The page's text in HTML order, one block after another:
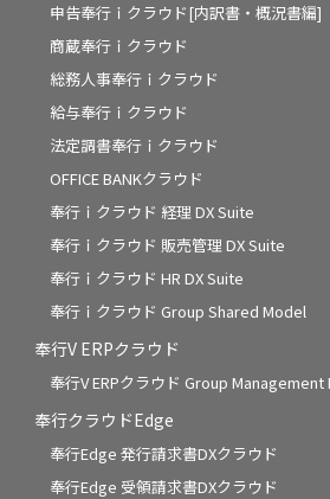
申告奉行ｉクラウド[内訳書・概況書編]
商蔵奉行ｉクラウド
総務人事奉行ｉクラウド
給与奉行ｉクラウド
法定調書奉行ｉクラウド
OFFICE BANKクラウド
奉行ｉクラウド 経理 DX Suite
奉行ｉクラウド 販売管理 DX Suite
奉行ｉクラウド HR DX Suite
奉行ｉクラウド Group Shared Model
奉行V ERPクラウド
奉行V ERPクラウド Group Management
奉行クラウドEdge
奉行Edge 発行請求書DXクラウド
奉行Edge 受領請求書DXクラウド